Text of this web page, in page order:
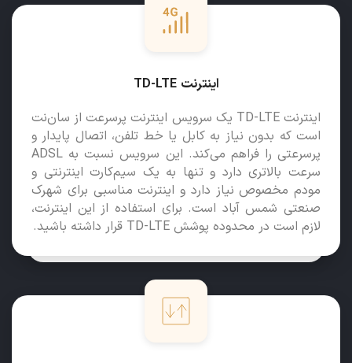
اینترنت TD-LTE
اینترنت TD-LTE یک سرویس اینترنت پرسرعت از سان‌نت
است که بدون نیاز به کابل یا خط تلفن، اتصال پایدار و
پرسرعتی را فراهم می‌کند. این سرویس نسبت به ADSL
سرعت بالاتری دارد و تنها به یک سیم‌کارت اینترنتی و
مودم مخصوص نیاز دارد و اینترنت مناسبی برای شهرک
صنعتی شمس آباد است. برای استفاده از این اینترنت،
لازم است در محدوده پوشش TD-LTE قرار داشته باشید.